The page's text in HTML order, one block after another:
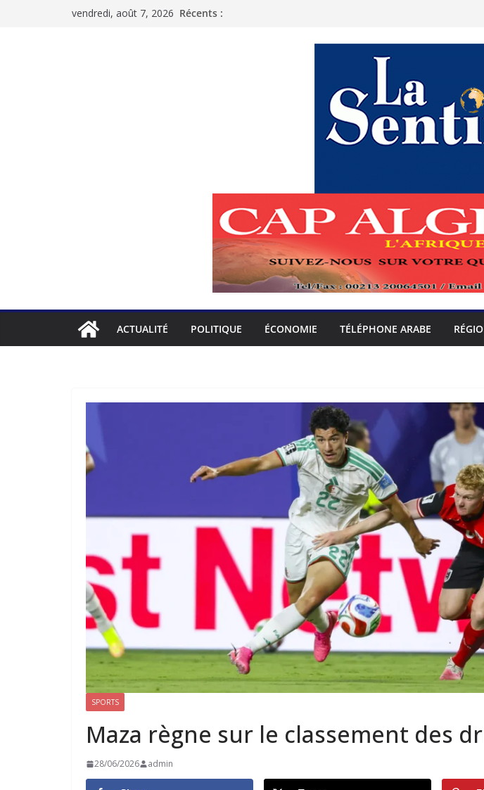
vendredi, août 7, 2026 Récents :
ACTUALITÉ POLITIQUE ÉCONOMIE TÉLÉPHONE ARABE
SPORTS
Maza règne sur le classement des
28/06/2026 admin